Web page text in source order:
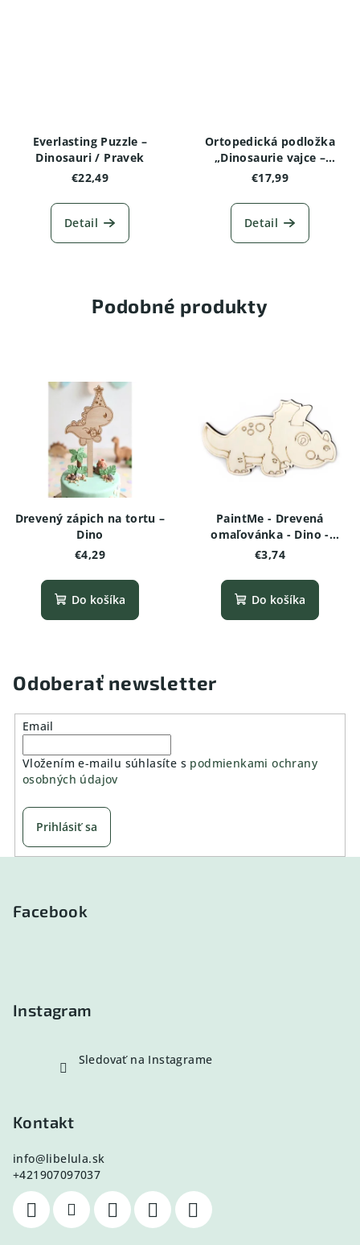
Everlasting Puzzle –
Dinosauri / Pravek
€22,49
Detail
Ortopedická podložka
„Dinosaurie vajce –
mäkká“ (1 ks)
€17,99
Detail
Podobné produkty
Drevený zápich na tortu –
Dino
€4,29
Do košíka
PaintMe - Drevená
omaľovánka - Dino -
Pachyrhinosaurus (baby)
€3,74
Do košíka
Odoberať newsletter
Email
Vložením e-mailu súhlasíte s podmienkami ochrany
osobných údajov
Prihlásiť sa
Facebook
Instagram
Sledovať na Instagrame
Kontakt
info@libelula.sk
+421907097037